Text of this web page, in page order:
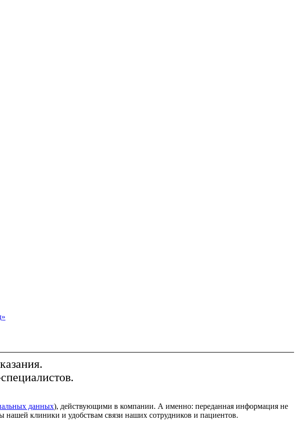
данных), действующими в компании. А именно: переданная информация не
нашей клиники и удобствам связи наших сотрудников и пациентов.